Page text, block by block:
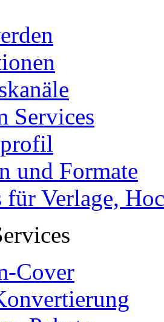
Services
und Formate
für Verlage,
Cover